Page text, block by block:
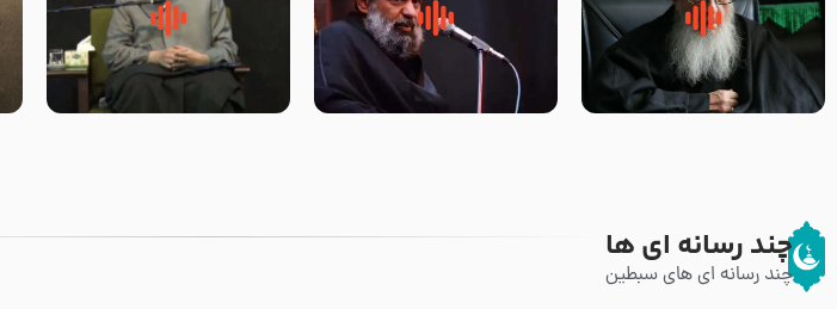
زوّار اربعین امام حسین (علیه
السلام) با این اشتیاق به زیارت
روضه جانسوز پاره های جگر امام
حسن مجتبی علیه السلام-حجت
لقب حضرت رقیه سلام الله علیها
به چه معناست – حجت الاسلام
چند رسانه ای ها
چند رسانه ای های سبطین